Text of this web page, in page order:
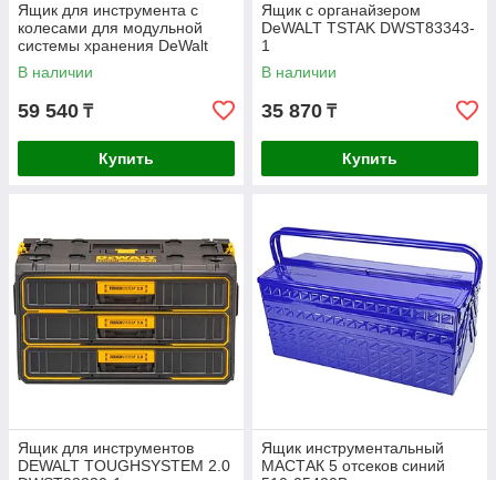
Ящик для инструмента с
колесами для модульной
системы хранения DeWalt
TSTAK 2.0 DWST83347-1
В наличии
59 540 ₸
Купить
Ящик с органайзером
DeWALT TSTAK DWST83343-
1
В наличии
35 870 ₸
Купить
Ящик для инструментов
DEWALT TOUGHSYSTEM 2.0
Ящик инструментальный
МАСТАК 5 отсеков синий